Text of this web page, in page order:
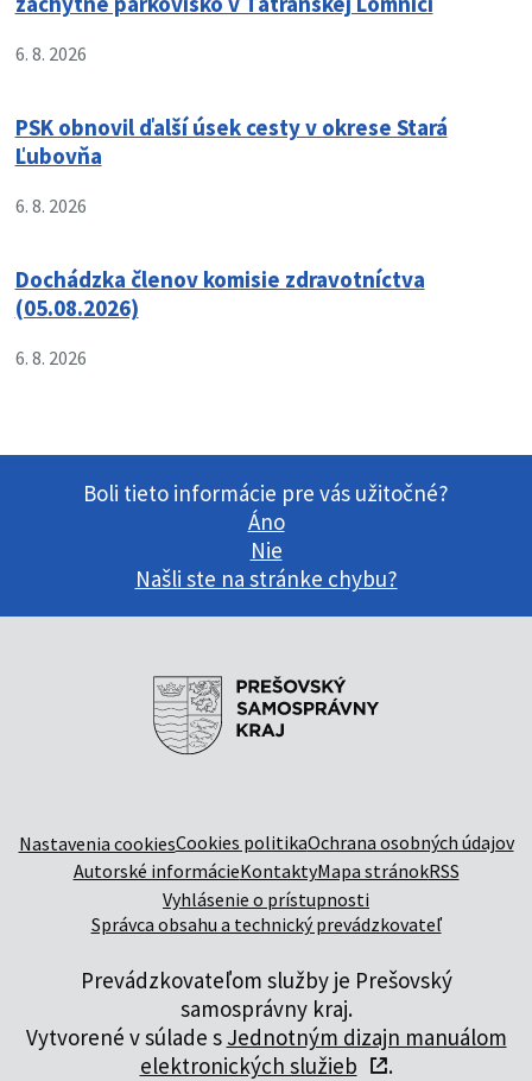
6. 8. 2026
PSK obnovil ďalší úsek cesty v okrese Stará
Ľubovňa
6. 8. 2026
Dochádzka členov komisie zdravotníctva
(05.08.2026)
6. 8. 2026
Boli tieto informácie pre vás užitočné?
Áno
Nie
Našli ste na stránke chybu?
Nastavenia cookiesCookies politikaOchrana osobných údajov
Autorské informácieKontaktyMapa stránokRSS
Vyhlásenie o prístupnosti
Správca obsahu a technický prevádzkovateľ
Prevádzkovateľom služby je Prešovský
samosprávny kraj.
Vytvorené v súlade s Jednotným dizajn manuálom
elektronických služieb
.